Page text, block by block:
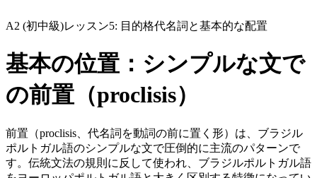
A2 (初中級)レッスン5: 目的格代名詞と基本的な配置
基本の位置：シンプルな文で
の前置（proclisis）
前置（proclisis、代名詞を動詞の前に置く形）は、ブラジル
ポルトガル語のシンプルな文で圧倒的に主流のパターンで
す。伝統文法の規則に反して使われ、ブラジルポルトガル語